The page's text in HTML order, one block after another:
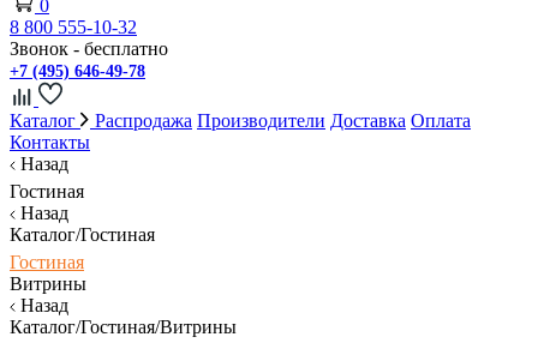
0
8 800 555-10-32
Звонок - бесплатно
+7 (495) 646-49-78
Каталог Распродажа Производители Доставка Оплата
Контакты
Назад
Гостиная
Назад
Каталог/Гостиная
Гостиная
Витрины
Назад
Каталог/Гостиная/Витрины